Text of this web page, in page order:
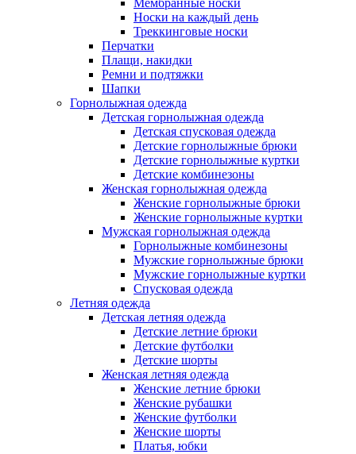
Мембранные носки
Носки на каждый день
Треккинговые носки
Перчатки
Плащи, накидки
Ремни и подтяжки
Шапки
Горнолыжная одежда
Детская горнолыжная одежда
Детская спусковая одежда
Детские горнолыжные брюки
Детские горнолыжные куртки
Детские комбинезоны
Женская горнолыжная одежда
Женские горнолыжные брюки
Женские горнолыжные куртки
Мужская горнолыжная одежда
Горнолыжные комбинезоны
Мужские горнолыжные брюки
Мужские горнолыжные куртки
Спусковая одежда
Летняя одежда
Детская летняя одежда
Детские летние брюки
Детские футболки
Детские шорты
Женская летняя одежда
Женские летние брюки
Женские рубашки
Женские футболки
Женские шорты
Платья, юбки